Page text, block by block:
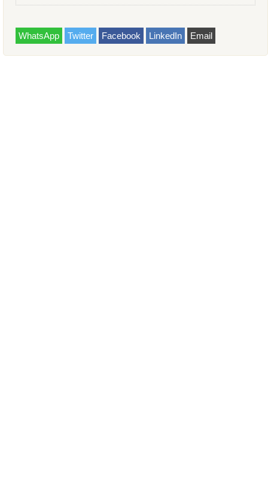
WhatsApp Twitter Facebook LinkedIn Email